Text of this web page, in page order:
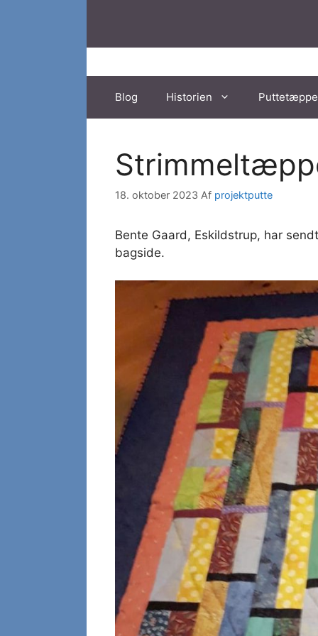
Blog Historien
18. oktober 2023 Af projektputte
Bente Gaard, Eskildstrup, har
bagside.